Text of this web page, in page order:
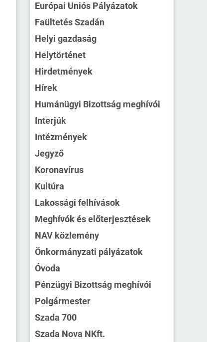
Európai Uniós Pályázatok
Faültetés Szadán
Helyi gazdaság
Helytörténet
Hirdetmények
Hírek
Humánügyi Bizottság meghívói
Interjúk
Intézmények
Jegyző
Koronavírus
Kultúra
Lakossági felhívások
Meghívók és előterjesztések
NAV közlemény
Önkormányzati pályázatok
Óvoda
Pénzügyi Bizottság meghívói
Polgármester
Szada 700
Szada Nova NKft.